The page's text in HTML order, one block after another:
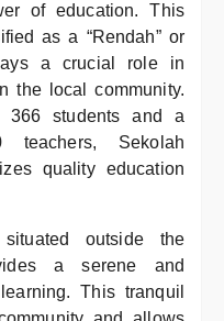
of education. This
as a “Rendah” or
a crucial role in
the local community.
students and a
Sekolah
quality education
outside the
a serene and
This tranquil